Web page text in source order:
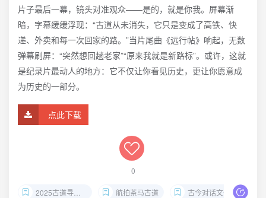
片子最后一幕，镜头对准观众——是的，就是你我。屏幕渐
暗，字幕缓缓浮现：“古道从未消失，它只是变成了高铁、快
递、外卖和每一次回家的路。”当片尾曲《远行帖》响起，无数
弹幕刷屏：“突然想回趟老家”“原来我就是新路标”。或许，这就
是纪录片最动人的地方：它不仅让你看见历史，更让你愿意成
为历史的一部分。
点此下载
0
2025古道寻踪纪录片 航拍茶马古道 古今对话文化记录